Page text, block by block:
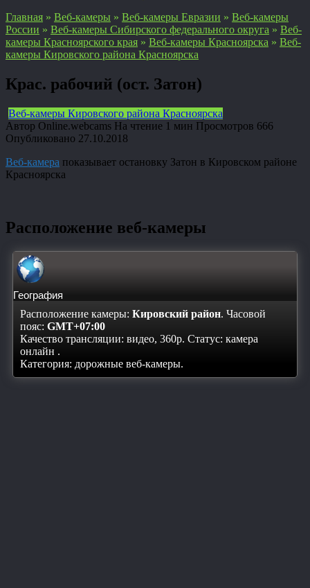
Главная » Веб-камеры » Веб-камеры Евразии » Веб-камеры
России » Веб-камеры Сибирского федерального округа » Веб-
камеры Красноярского края » Веб-камеры Красноярска » Веб-
камеры Кировского района Красноярска
Крас. рабочий (ост. Затон)
Веб-камеры Кировского района Красноярска
Автор Online.webcams На чтение 1 мин Просмотров 666
Опубликовано 27.10.2018
Веб-камера показывает остановку Затон в Кировском районе
Красноярска
Расположение веб-камеры
География
Расположение камеры: Кировский район. Часовой
пояс: GMT+07:00
Качество трансляции: видео, 360p. Статус: камера
онлайн .
Категория: дорожные веб-камеры.